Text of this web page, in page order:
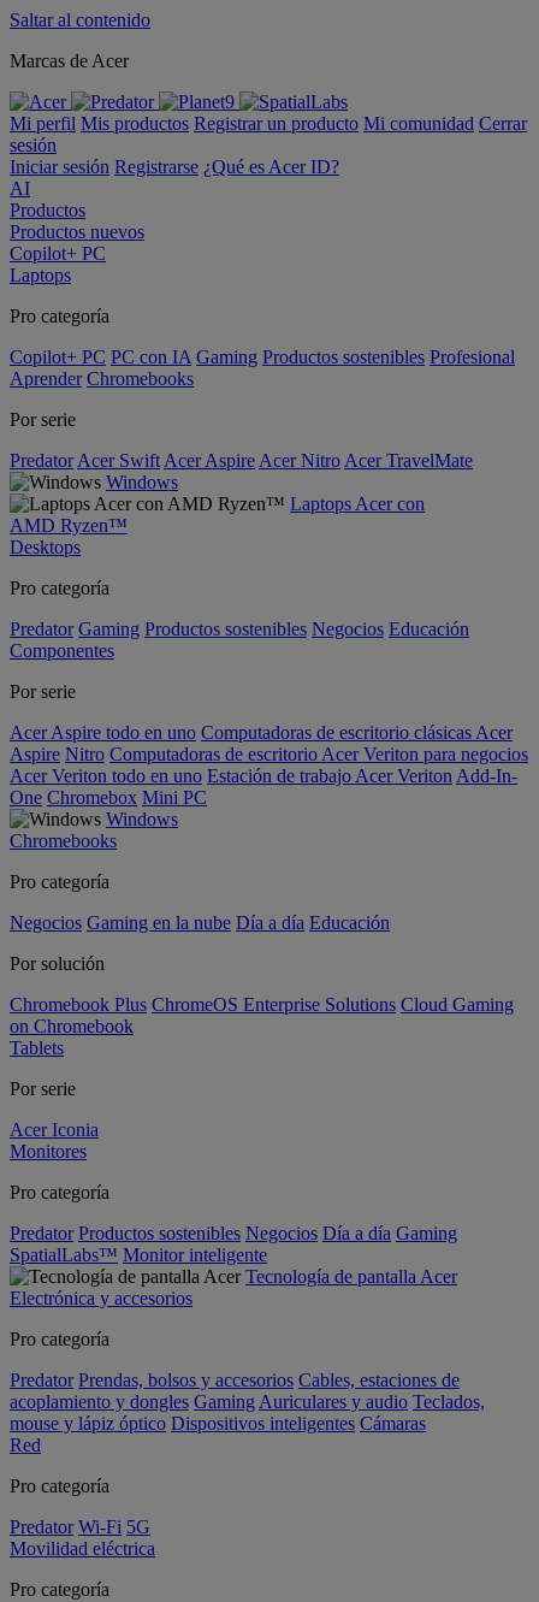
Saltar al contenido
Marcas de Acer
Mi perfil Mis productos Registrar un producto Mi comunidad Cerrar
sesión
Iniciar sesión Registrarse ¿Qué es Acer ID?
AI
Productos
Productos nuevos
Copilot+ PC
Laptops
Pro categoría
Copilot+ PC PC con IA Gaming Productos sostenibles Profesional
Aprender Chromebooks
Por serie
Predator Acer Swift Acer Aspire Acer Nitro Acer TravelMate
Windows
Laptops Acer con
AMD Ryzen™
Desktops
Pro categoría
Predator Gaming Productos sostenibles Negocios Educación
Componentes
Por serie
Acer Aspire todo en uno Computadoras de escritorio clásicas Acer
Aspire Nitro Computadoras de escritorio Acer Veriton para negocios
Acer Veriton todo en uno Estación de trabajo Acer Veriton Add-In-
One Chromebox Mini PC
Windows
Chromebooks
Pro categoría
Negocios Gaming en la nube Día a día Educación
Por solución
Chromebook Plus ChromeOS Enterprise Solutions Cloud Gaming
on Chromebook
Tablets
Por serie
Acer Iconia
Monitores
Pro categoría
Predator Productos sostenibles Negocios Día a día Gaming
SpatialLabs™ Monitor inteligente
Tecnología de pantalla Acer
Electrónica y accesorios
Pro categoría
Predator Prendas, bolsos y accesorios Cables, estaciones de
acoplamiento y dongles Gaming Auriculares y audio Teclados,
mouse y lápiz óptico Dispositivos inteligentes Cámaras
Red
Pro categoría
Predator Wi-Fi 5G
Movilidad eléctrica
Pro categoría